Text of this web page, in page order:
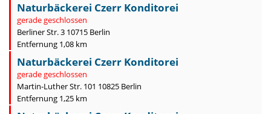
Naturbäckerei Czerr Konditorei
gerade geschlossen
Berliner Str. 3 10715 Berlin
Entfernung 1,08 km
Naturbäckerei Czerr Konditorei
gerade geschlossen
Martin-Luther Str. 101 10825 Berlin
Entfernung 1,25 km